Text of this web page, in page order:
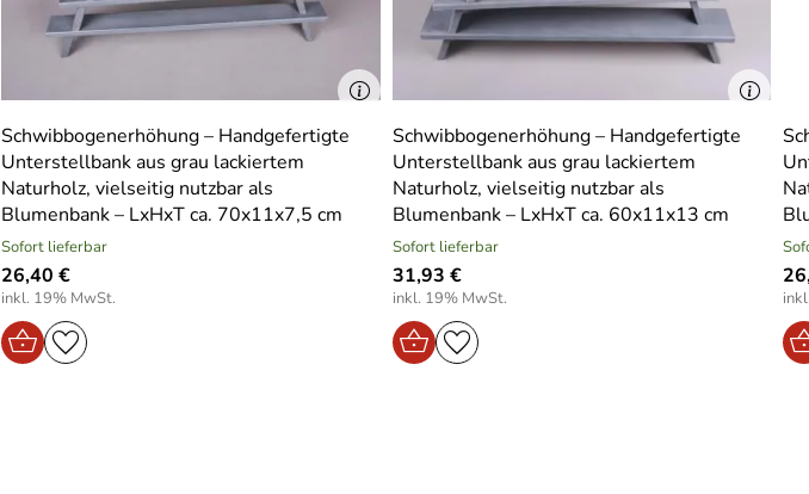
Schwibbogenerhöhung – Handgefertigte
Unterstellbank aus grau lackiertem
Naturholz, vielseitig nutzbar als
Blumenbank – LxHxT ca. 70x11x7,5 cm
Sofort lieferbar
26,40 €
inkl. 19% MwSt.
Schwibbogenerhöhung – Handgefertigte
Unterstellbank aus grau lackiertem
Naturholz, vielseitig nutzbar als
Blumenbank – LxHxT ca. 60x11x13 cm
Sofort lieferbar
31,93 €
inkl. 19% MwSt.